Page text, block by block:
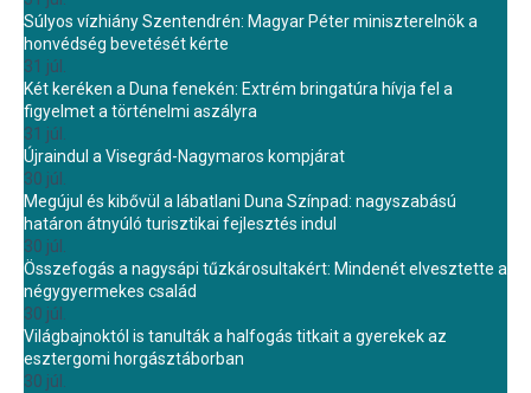
Súlyos vízhiány Szentendrén: Magyar Péter miniszterelnök a
honvédség bevetését kérte
31 júl.
Két keréken a Duna fenekén: Extrém bringatúra hívja fel a
figyelmet a történelmi aszályra
31 júl.
Újraindul a Visegrád-Nagymaros kompjárat
30 júl.
Megújul és kibővül a lábatlani Duna Színpad: nagyszabású
határon átnyúló turisztikai fejlesztés indul
30 júl.
Összefogás a nagysápi tűzkárosultakért: Mindenét elvesztette a
négygyermekes család
30 júl.
Világbajnoktól is tanulták a halfogás titkait a gyerekek az
esztergomi horgásztáborban
30 júl.